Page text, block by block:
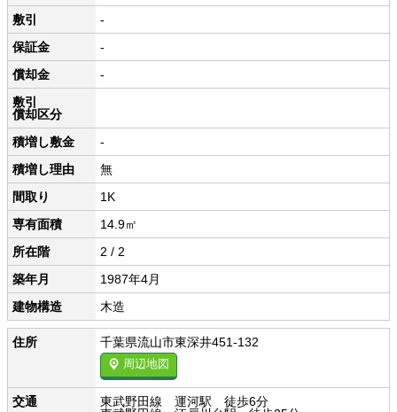
敷引
-
保証金
-
償却金
-
敷引
償却区分
積増し敷金
-
積増し理由
無
間取り
1K
専有面積
14.9㎡
所在階
2 / 2
築年月
1987年4月
建物構造
木造
住所 千葉県流山市東深井451-132
周辺地図
交通
東武野田線 運河駅 徒歩6分